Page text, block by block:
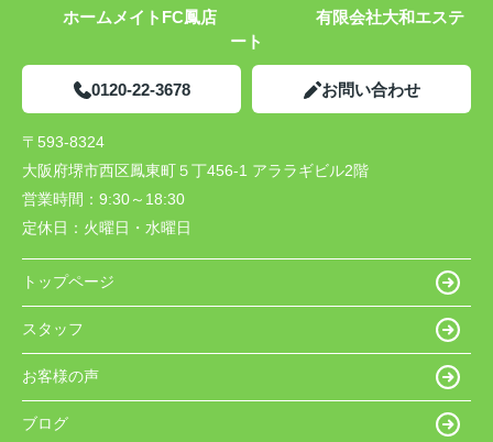
ホームメイトFC鳳店 有限会社大和エステ
ート
0120-22-3678 お問い合わせ
〒593-8324
大阪府堺市西区鳳東町５丁456-1 アララギビル2階
営業時間： 9:30～18:30
定休日： 火曜日・水曜日
トップページ
スタッフ
お客様の声
ブログ